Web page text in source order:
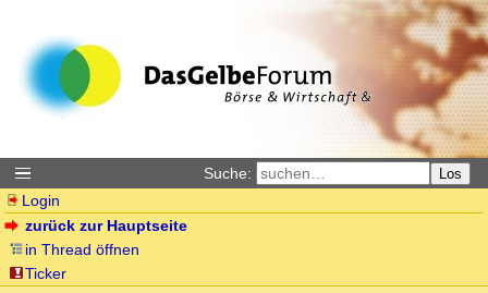
Suche: Los
Login
zurück zur Hauptseite
in Thread öffnen
Ticker